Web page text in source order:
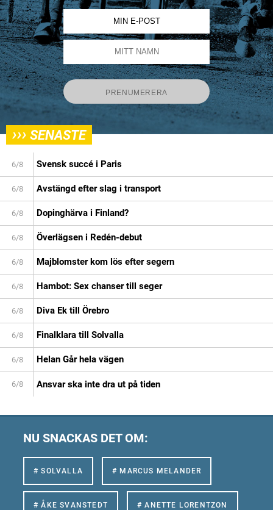
››› SENASTE
6/8 Svensk succé i Paris
6/8 Avstängd efter slag i transport
6/8 Dopinghärva i Finland?
6/8 Överlägsen i Redén-debut
6/8 Majblomster kom lös efter segern
6/8 Hambot: Sex chanser till seger
6/8 Diva Ek till Örebro
6/8 Finalklara till Solvalla
6/8 Helan Går hela vägen
6/8 Ansvar ska inte dra ut på tiden
NU SNACKAS DET OM:
# SOLVALLA # MARCUS MELANDER
# ÅKE SVANSTEDT # ANETTE LORENTZON